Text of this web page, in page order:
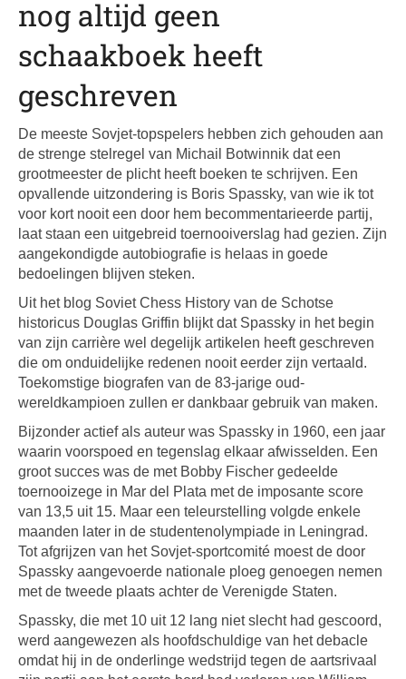
nog altijd geen
schaakboek heeft
geschreven
De meeste Sovjet-topspelers hebben zich gehouden aan
de strenge stelregel van Michail Botwinnik dat een
grootmeester de plicht heeft boeken te schrijven. Een
opvallende uitzondering is Boris Spassky, van wie ik tot
voor kort nooit een door hem becommentarieerde partij,
laat staan een uitgebreid toernooiverslag had gezien. Zijn
aangekondigde autobiografie is helaas in goede
bedoelingen blijven steken.
Uit het blog Soviet Chess History van de Schotse
historicus Douglas Griffin blijkt dat Spassky in het begin
van zijn carrière wel degelijk artikelen heeft geschreven
die om onduidelijke redenen nooit eerder zijn vertaald.
Toekomstige biografen van de 83-jarige oud-
wereldkampioen zullen er dankbaar gebruik van maken.
Bijzonder actief als auteur was Spassky in 1960, een jaar
waarin voorspoed en tegenslag elkaar afwisselden. Een
groot succes was de met Bobby Fischer gedeelde
toernooizege in Mar del Plata met de imposante score
van 13,5 uit 15. Maar een teleurstelling volgde enkele
maanden later in de studentenolympiade in Leningrad.
Tot afgrijzen van het Sovjet-sportcomité moest de door
Spassky aangevoerde nationale ploeg genoegen nemen
met de tweede plaats achter de Verenigde Staten.
Spassky, die met 10 uit 12 lang niet slecht had gescoord,
werd aangewezen als hoofdschuldige van het debacle
omdat hij in de onderlinge wedstrijd tegen de aartsrivaal